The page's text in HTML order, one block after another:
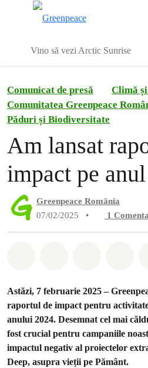
Vino să vezi Arctic Sunrise
Comunicat de presă Climă
Comunitatea Greenpeace
Păduri și Biodiversitate
Am lansat
impact pe
Greenpeace România
07/02/2025
• 1
Astăzi, 7 februarie 2025 –
raportul de impact pentru
anului 2024. Desemnat cel mai
fost crucial pentru campaniile
impactul negativ al proiectelor
Deep, asupra vieții pe Pământ.